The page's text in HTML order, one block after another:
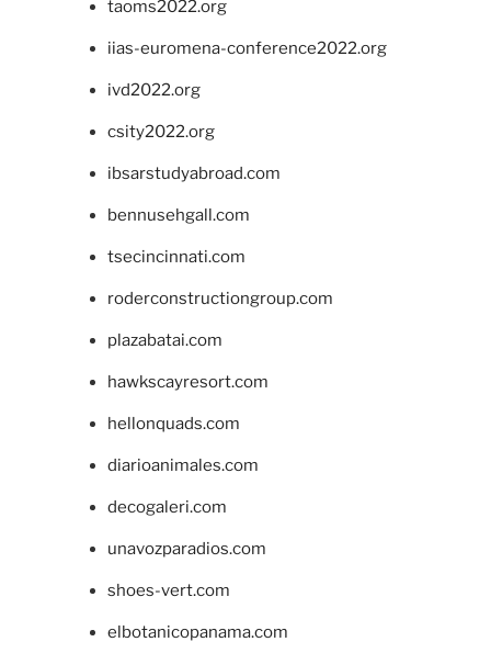
taoms2022.org
iias-euromena-conference2022.org
ivd2022.org
csity2022.org
ibsarstudyabroad.com
bennusehgall.com
tsecincinnati.com
roderconstructiongroup.com
plazabatai.com
hawkscayresort.com
hellonquads.com
diarioanimales.com
decogaleri.com
unavozparadios.com
shoes-vert.com
elbotanicopanama.com